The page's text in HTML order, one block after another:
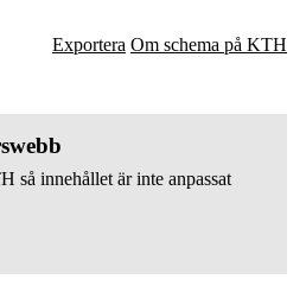
Exportera Om schema på KTH
så innehållet är inte anpassat